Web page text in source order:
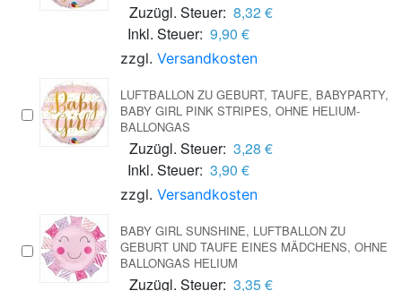
Zuzügl. Steuer: 8,32 €
Inkl. Steuer: 9,90 €
zzgl. Versandkosten
LUFTBALLON ZU GEBURT, TAUFE, BABYPARTY,
BABY GIRL PINK STRIPES, OHNE HELIUM-
BALLONGAS
Zuzügl. Steuer: 3,28 €
Inkl. Steuer: 3,90 €
zzgl. Versandkosten
BABY GIRL SUNSHINE, LUFTBALLON ZU
GEBURT UND TAUFE EINES MÄDCHENS, OHNE
BALLONGAS HELIUM
Zuzügl. Steuer: 3,35 €